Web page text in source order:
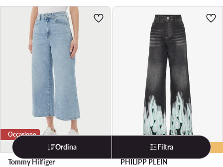
Occasione
Tommy Hilfiger
extra -25% Codice: LAST
PHILIPP PLEIN
Ordina Filtra